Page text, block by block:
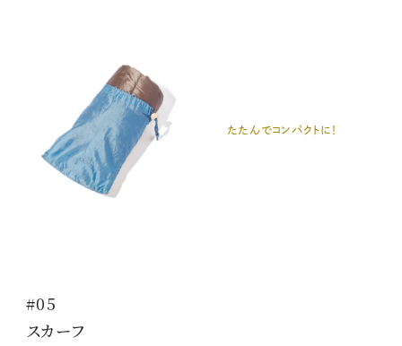
たたんでコンパクトに！
#05
スカーフ